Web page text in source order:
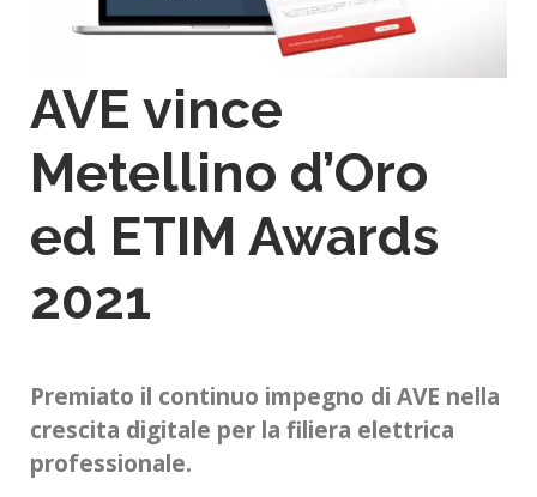
AVE vince
Metellino d’Oro
ed ETIM Awards
2021
Premiato il continuo impegno di AVE nella
crescita digitale per la filiera elettrica
professionale.